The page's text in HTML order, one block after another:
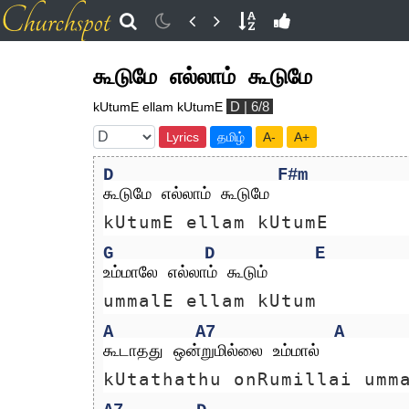
கூடுமே எல்லாம் கூடுமே
kUtumE ellam kUtumE D | 6/8
Lyrics தமிழ் A- A+
D F#m
கூடுமே எல்லாம் கூடுமே
kUtumE ellam kUtumE
G
D E
உம்மாலே எல்லாம் கூடும்
ummalE ellam kUtum
A
A7 A
கூடாதது ஒன்றுமில்லை உம்மால்
kUtathathu onRumillai